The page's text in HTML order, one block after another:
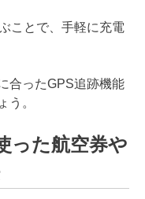
ことで、手軽に充電
合ったGPS追跡機能
う。
った航空券や